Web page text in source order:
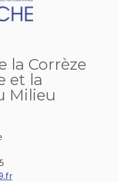
la Corrèze
et la
Milieu